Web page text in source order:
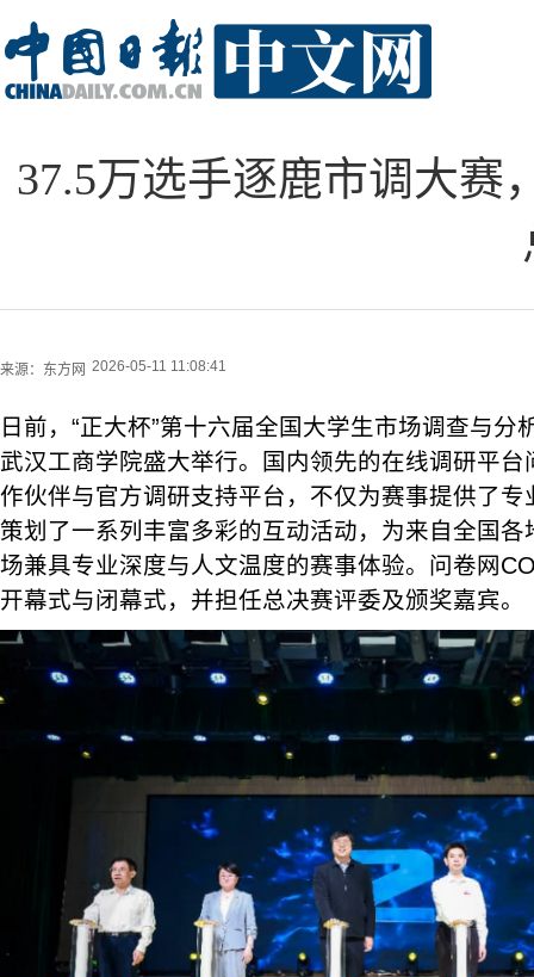
37.5万选手逐鹿市调大赛
来源： 东方网 2026-05-11 11:08:41
日前，“正大杯”第十六届全国大学生市场调查与分
武汉工商学院盛大举行。国内领先的在线调研平
作伙伴与官方调研支持平台，不仅为赛事提供了
策划了一系列丰富多彩的互动活动，为来自全国
场兼具专业深度与人文温度的赛事体验。问卷网
开幕式与闭幕式，并担任总决赛评委及颁奖嘉宾。